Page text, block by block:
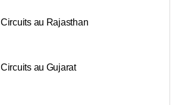
Circuits au Rajasthan
Circuits au Gujarat